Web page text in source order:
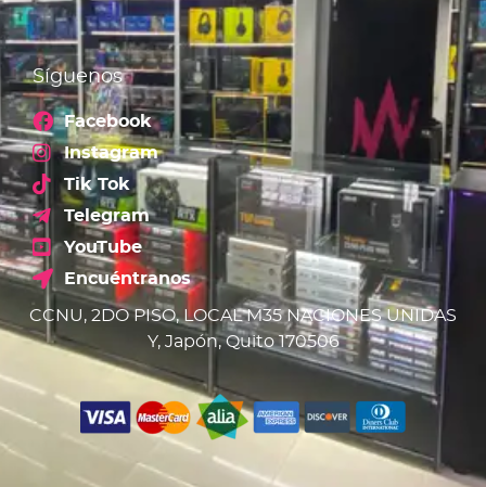
Síguenos
Facebook
Instagram
Tik Tok
Telegram
YouTube
Encuéntranos
CCNU, 2DO PISO, LOCAL M35 NACIONES UNIDAS
Y, Japón, Quito 170506